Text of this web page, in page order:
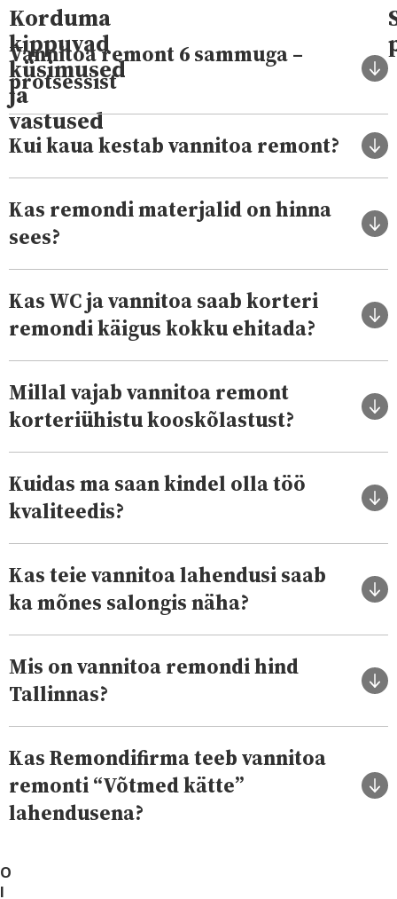
Korduma
kippuvad
küsimused
ja
vastused
Vannitoa remont 6 sammuga –
protsessist
Kui kaua kestab vannitoa remont?
Kas remondi materjalid on hinna
sees?
Kas WC ja vannitoa saab korteri
remondi käigus kokku ehitada?
Millal vajab vannitoa remont
korteriühistu kooskõlastust?
Kuidas ma saan kindel olla töö
kvaliteedis?
Kas teie vannitoa lahendusi saab
ka mõnes salongis näha?
Mis on vannitoa remondi hind
Tallinnas?
Kas Remondifirma teeb vannitoa
remonti “Võtmed kätte”
lahendusena?
O
l